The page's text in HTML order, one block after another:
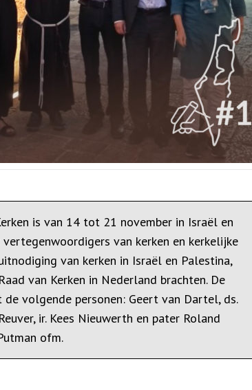
is van 14 tot 21 november in Israël en
van kerken en kerkelijke
van kerken in Israël en Palestina,
van Kerken in Nederland brachten. De
volgende personen: Geert van Dartel, ds.
ir. Kees Nieuwerth en pater Roland
ofm.